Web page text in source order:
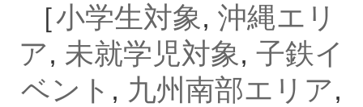
［小学生対象, 沖縄エリ
ア, 未就学児対象, 子鉄イ
ベント , 九州南部エリア,